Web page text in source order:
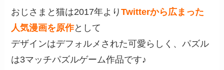
おじさまと猫は2017年よりTwitterから広まった
人気漫画を原作として
デザインはデフォルメされた可愛らしく、パズル
は3マッチパズルゲーム作品です♪